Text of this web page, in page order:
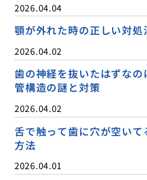
2026.04.04
顎が外れた時の正しい対処
2026.04.02
歯の神経を抜いたはずな
管構造の謎と対策
2026.04.02
舌で触って歯に穴が空い
方法
2026.04.01